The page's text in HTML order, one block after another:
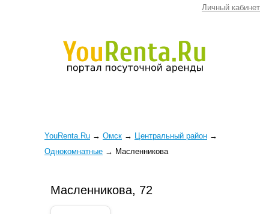
Личный кабинет
YouRenta.Ru → Омск → Центральный район →
Однокомнатные → Масленникова
Масленникова, 72